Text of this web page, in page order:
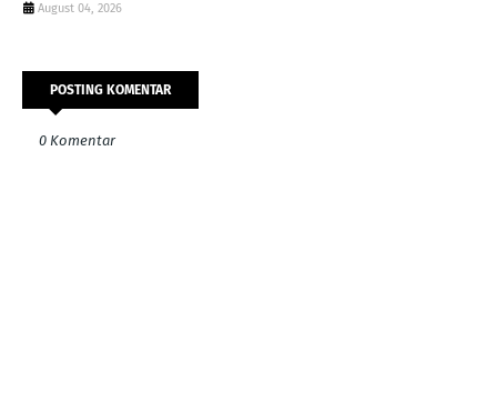
August 04, 2026
POSTING KOMENTAR
0 Komentar